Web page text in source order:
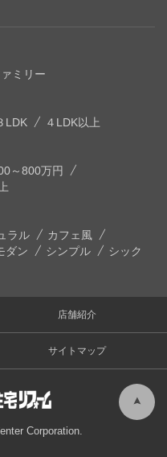
ミリー
LDK ４LDK以上
～800万円
ラル
カフェ風
ダン シンプル シック
店舗紹介
サイトマップ
Corporation.